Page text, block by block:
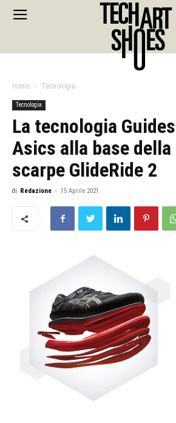
Home Tecnologia
Tecnologia
La tecnologia
Asics alla base
scarpe GlideRide 2
di Redazione - 15 Aprile 2021